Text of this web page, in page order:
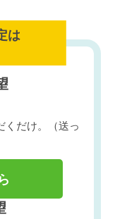
は
くだけ。（送っ